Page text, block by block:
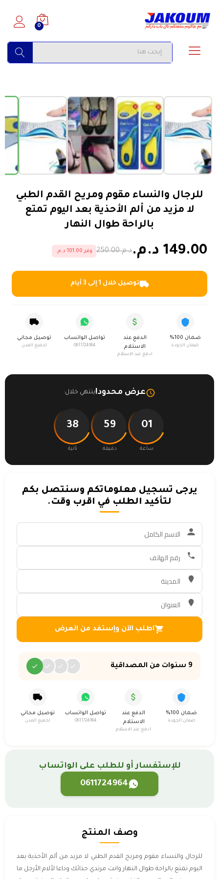
0
للرجال والنساء مقوم ومريح القدم الطبي
لا مزيد من ألم الأحذية بعد اليوم تمتع
بالراحة طوال النهار
149.00 د.م. د.م.250.00 وفر 101.00 د.م.
توصيل خلال 1 إلى 3 أيام
ضمان 100%
ضمان الجودة
الدفع عند
الاستلام
ادفع عند الاستلام
تواصل الواتساب
0611724964
توصيل مجاني
لجميع المدن
عرض محدود!ينتهي خلال:
01
ساعة
59
دقيقة
37
ثانية
يرجى تسجيل معلوماتكم وسنتصل بكم
لتأكيد الطلب في اقرب وقت.
اطلب الآن وإستفد من العرض
9 سنوات من المصداقية
ضمان 100%
ضمان الجودة
الدفع عند
الاستلام
ادفع عند الاستلام
تواصل الواتساب
0611724964
توصيل مجاني
لجميع المدن
للإستفسار أو للطلب على الواتساب
0611724964
وصف المنتج
للرجال والنساء مقوم ومريح القدم الطبي لا مزيد من ألم الأحذية بعد
اليوم تمتع بالراحة طوال النهار وانت مرتدي حذائك وداعا لألام الأرجل ما